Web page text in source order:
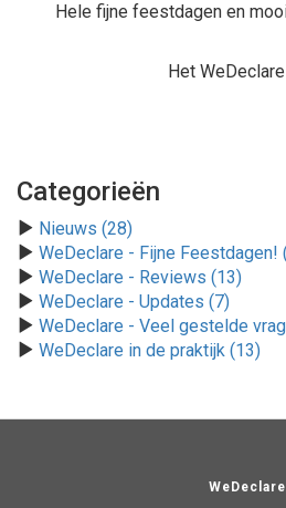
Hele fijne feestdagen en
Het
Categorieën
Nieuws (28)
WeDeclare - Fijne Feestdagen!
WeDeclare - Reviews (13)
WeDeclare - Updates (7)
WeDeclare - Veel gestelde
WeDeclare in de praktijk (13)
WeDeclare